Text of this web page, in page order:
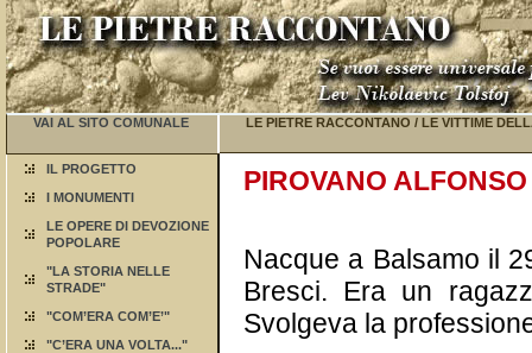
VAI AL SITO COMUNALE
IL PROGETTO
I MONUMENTI
LE OPERE DI DEVOZIONE
POPOLARE
"LA STORIA NELLE
STRADE"
"COM’ERA COM’E’"
"C’ERA UNA VOLTA..."
LE PIETRE RACCONTANO /LE VITTIME
PIROVANO ALFONSO
Nacque a Balsamo il
Bresci. Era un
Svolgeva la